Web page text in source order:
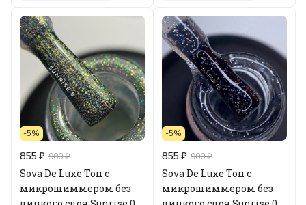
-5%
855 ₽ 900 ₽
Sova De Luxe Топ с
микрошиммером без
-5%
855 ₽ 900 ₽
Sova De Luxe Топ с
микрошиммером без